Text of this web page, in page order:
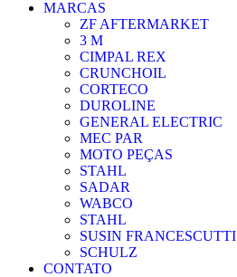
MARCAS
ZF AFTERMARKET
3 M
CIMPAL REX
CRUNCHOIL
CORTECO
DUROLINE
GENERAL ELECTRIC
MEC PAR
MOTO PEÇAS
STAHL
SADAR
WABCO
STAHL
SUSIN FRANCESCUTTI
SCHULZ
CONTATO